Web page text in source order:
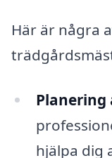
Här är några
Planering
hjälpa dig